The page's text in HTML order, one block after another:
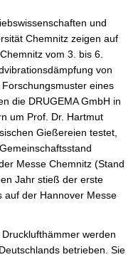
und
Chemnitz zeigen auf
vom 3. bis 6.
von
eines
die DRUGEMA GmbH in
um Prof. Dr. Hartmut
Gießereien testet,
Messe Chemnitz (Stand
Jahr stieß der erste
auf der Hannover Messe
werden
betrieben. Sie